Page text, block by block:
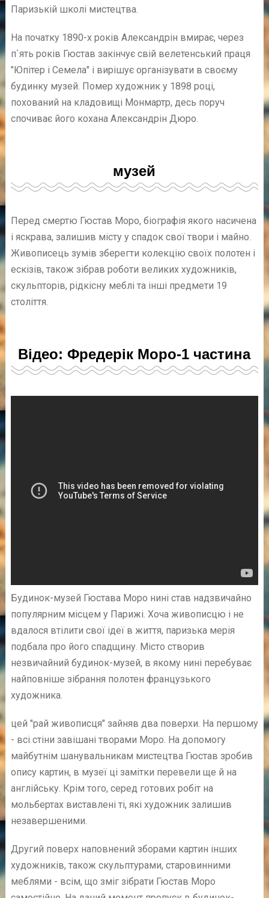
Паризькій школі мистецтва.
На початку 1890-х років Александрін вмирає, через
п`ять років Гюстав закінчує свій велетенський праця
"Юпітер і Семела" і вирішує організувати в своєму
будинку музей. Помер художник у 1898 році,
похований на кладовищі Монмартр, десь поруч
спочиває його кохана Александрін Дюро.
музей
Перед смертю Гюстав Моро, біографія якого насичена
і яскрава, залишив місту у спадок свої твори і майно.
Живописець зумів зберегти колекцію своїх полотен і
ескізів, також зібрав роботи великих художників,
скульпторів, рідкісну меблі та інші предмети 19
століття.
Відео: Фредерік Моро-1 частина
Будинок-музей Гюстава Моро нині став надзвичайно
популярним місцем у Парижі. Хоча живописцю і не
вдалося втілити свої ідеї в життя, паризька мерія
подбала про його спадщину. Місто створив
незвичайний будинок-музей, в якому нині перебуває
найповніше зібрання полотен французького
художника.
цей "рай живописця" зайняв два поверхи. На першому
- всі стіни завішані творами Моро. На допомогу
майбутнім шанувальникам мистецтва Гюстав зробив
опису картин, в музеї ці замітки перевели ще й на
англійську. Крім того, серед готових робіт на
мольбертах виставлені ті, які художник залишив
незавершеними.
Другий поверх наповнений зборами картин інших
художників, також скульптурами, старовинними
меблями - всім, що зміг зібрати Гюстав Моро